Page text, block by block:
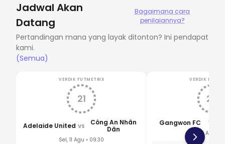
Jadwal Akan
Datang
Bagaimana cara
penilaiannya?
Pertandingan mana yang layak ditonton? Ini pendapat
kami.
(Semua)
VERDIK FUTMETRIX
21
Adelaide United VS
Công An Nhân
Dân
Sel, 11 Agu • 09.30
VERDIK
20
Gangwon FC VS
Sel, 11 Agu •